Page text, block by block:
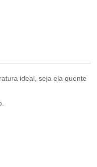
ideal, seja ela quente